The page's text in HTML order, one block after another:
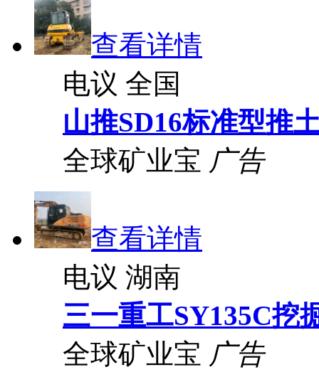
查看详情
电议 全国
山推SD16标准型推
全球矿业宝 广告
查看详情
电议 湖南
三一重工SY135C挖
全球矿业宝 广告